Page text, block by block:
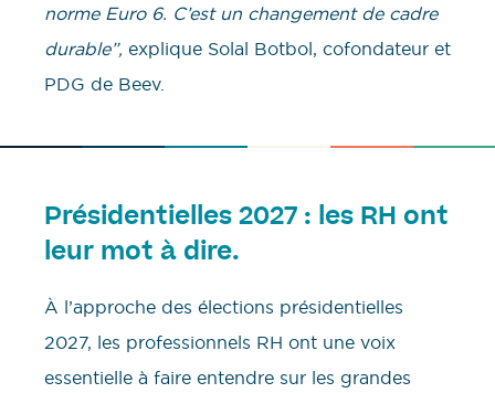
norme Euro 6. C’est un changement de cadre
durable”, explique Solal Botbol, cofondateur et
PDG de Beev.
Présidentielles 2027 : les RH ont
leur mot à dire.
À l’approche des élections présidentielles
2027, les professionnels RH ont une voix
essentielle à faire entendre sur les grandes